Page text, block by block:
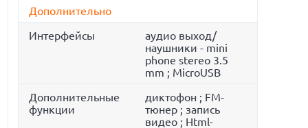
Дополнительно
Интерфейсы
аудио выход/
наушники - mini
phone stereo 3.5
mm ; MicroUSB
Дополнительные
функции
диктофон ; FM-
тюнер ; запись
видео ; Html-